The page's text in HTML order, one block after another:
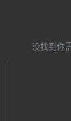
没找到你